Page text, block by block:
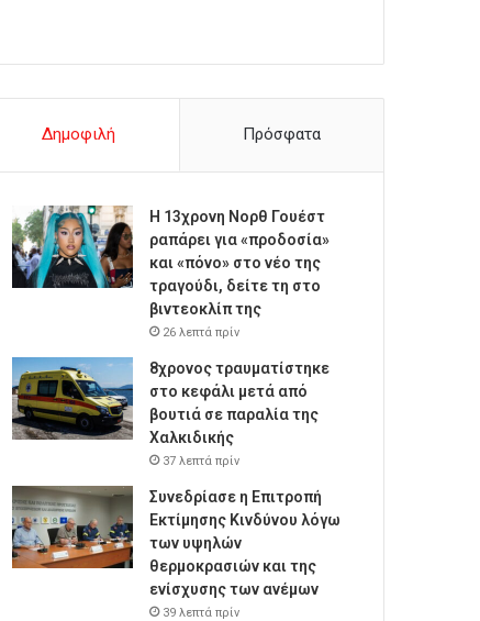
Δημοφιλή Πρόσφατα
Η 13χρονη Νορθ Γουέστ
ραπάρει για «προδοσία»
και «πόνο» στο νέο της
τραγούδι, δείτε τη στο
βιντεοκλίπ της
26 λεπτά πρίν
8χρονος τραυματίστηκε
στο κεφάλι μετά από
βουτιά σε παραλία της
Χαλκιδικής
37 λεπτά πρίν
Συνεδρίασε η Επιτροπή
Εκτίμησης Κινδύνου λόγω
των υψηλών
θερμοκρασιών και της
ενίσχυσης των ανέμων
39 λεπτά πρίν